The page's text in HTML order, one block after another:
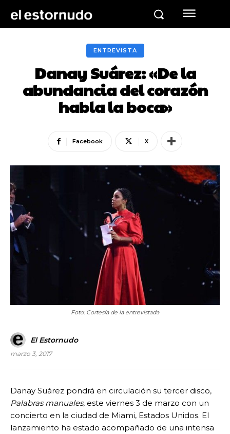
ENTREVISTA
Danay Suárez: «De la
abundancia del corazón
habla la boca»
Facebook X
Foto: Cortesía de la entrevistada
El Estornudo
marzo 3, 2017
Danay Suárez pondrá en circulación su tercer disco,
Palabras manuales, este viernes 3 de marzo con un
concierto en la ciudad de Miami, Estados Unidos. El
lanzamiento ha estado acompañado de una intensa